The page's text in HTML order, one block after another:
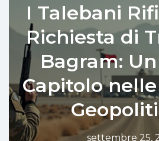
I Talebani
Richiesta di
Bagram:
Capitolo
settembre 25,